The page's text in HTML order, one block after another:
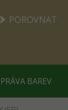
POROVNAT
BAREV